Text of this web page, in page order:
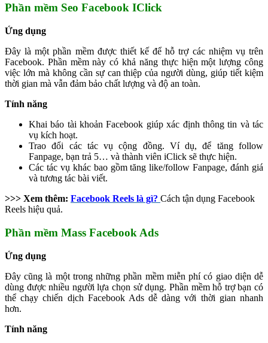
Phần mềm Seo Facebook IClick
Ứng dụng
Đây là một phần mềm được thiết kế để hỗ trợ các nhiệm vụ trên
Facebook. Phần mềm này có khả năng thực hiện một lượng công
việc lớn mà không cần sự can thiệp của người dùng, giúp tiết kiệm
thời gian mà vẫn đảm bảo chất lượng và độ an toàn.
Tính năng
Khai báo tài khoản Facebook giúp xác định thông tin và tác
vụ kích hoạt.
Trao đổi các tác vụ cộng đồng. Ví dụ, để tăng follow
Fanpage, bạn trả 5… và thành viên iClick sẽ thực hiện.
Các tác vụ khác bao gồm tăng like/follow Fanpage, đánh giá
và tương tác bài viết.
>>> Xem thêm: Facebook Reels là gì? Cách tận dụng Facebook
Reels hiệu quả.
Phần mềm Mass Facebook Ads
Ứng dụng
Đây cũng là một trong những phần mềm miễn phí có giao diện dễ
dùng được nhiều người lựa chọn sử dụng. Phần mềm hỗ trợ bạn có
thể chạy chiến dịch Facebook Ads dễ dàng với thời gian nhanh
hơn.
Tính năng